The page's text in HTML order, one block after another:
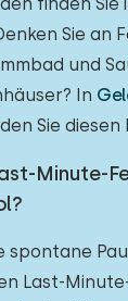
Sie an
und
In
Sie diesen
Minute-
spontane
Last-